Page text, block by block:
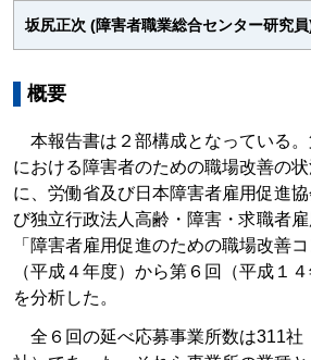
坂尻正次 (障害者職業総合センター研究員
概要
本報告書は２部構成となっている
における障害者のための職場改善の
に、労働省及び日本障害者雇用促進
び独立行政法人高齢・障害・求職者
「障害者雇用促進のための職場改善
（平成４年度）から第６回（平成１
を分析した。
全６回の延べ応募事業所数は311社